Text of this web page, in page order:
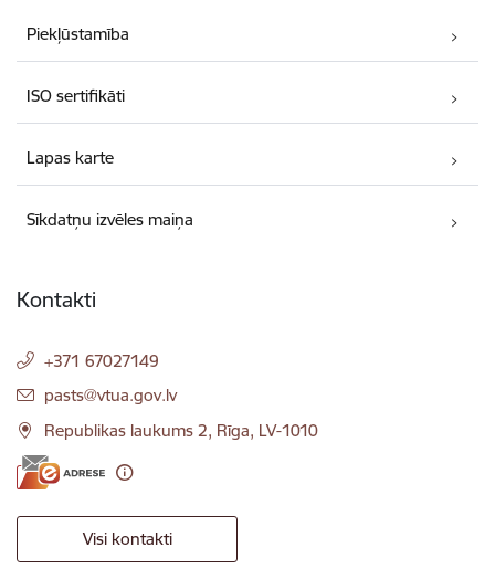
Piekļūstamība
ISO sertifikāti
Lapas karte
Sīkdatņu izvēles maiņa
Kontakti
+371 67027149
E-pasts:
pasts@vtua.gov.lv
Republikas laukums 2, Rīga, LV-1010
Visi kontakti